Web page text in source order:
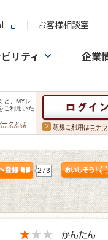
お客様相談室
リティ 企業
と、MYレ
ご利用いた
ークとは 新規ご利用はコチラ
273